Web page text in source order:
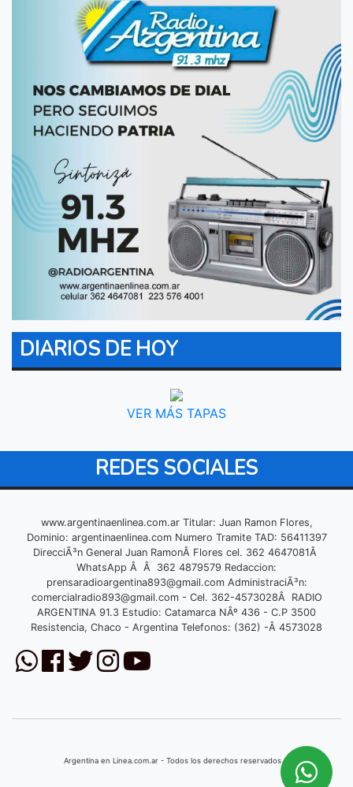
DIARIOS DE HOY
VER MÁS TAPAS
REDES SOCIALES
www.argentinaenlinea.com.ar Titular: Juan Ramon Flores,
Dominio: argentinaenlinea.com Numero Tramite TAD: 56411397
DirecciÃ³n General Juan RamonÂ Flores cel. 362 4647081Â
WhatsApp Â Â 362 4879579 Redaccion:
prensaradioargentina893@gmail.comAdministraciÃ³n:
comercialradio893@gmail.com- Cel. 362-4573028Â RADIO
ARGENTINA 91.3 Estudio: Catamarca NÂº 436 - C.P 3500
Resistencia, Chaco - Argentina Telefonos: (362) -Â 4573028
Argentina en Linea.com.ar - Todos los derechos reservados © 2026